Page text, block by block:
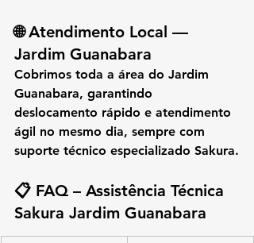
🌐 Atendimento Local —
Jardim Guanabara
Cobrimos toda a área do Jardim
Guanabara, garantindo
deslocamento rápido e atendimento
ágil no mesmo dia, sempre com
suporte técnico especializado Sakura.
📋 FAQ – Assistência Técnica
Sakura Jardim Guanabara